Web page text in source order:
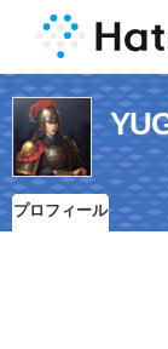
プロフィール